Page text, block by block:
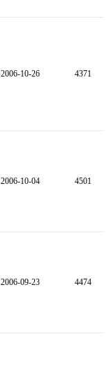
2006-10-26 4371
2006-10-04 4501
2006-09-23 4474